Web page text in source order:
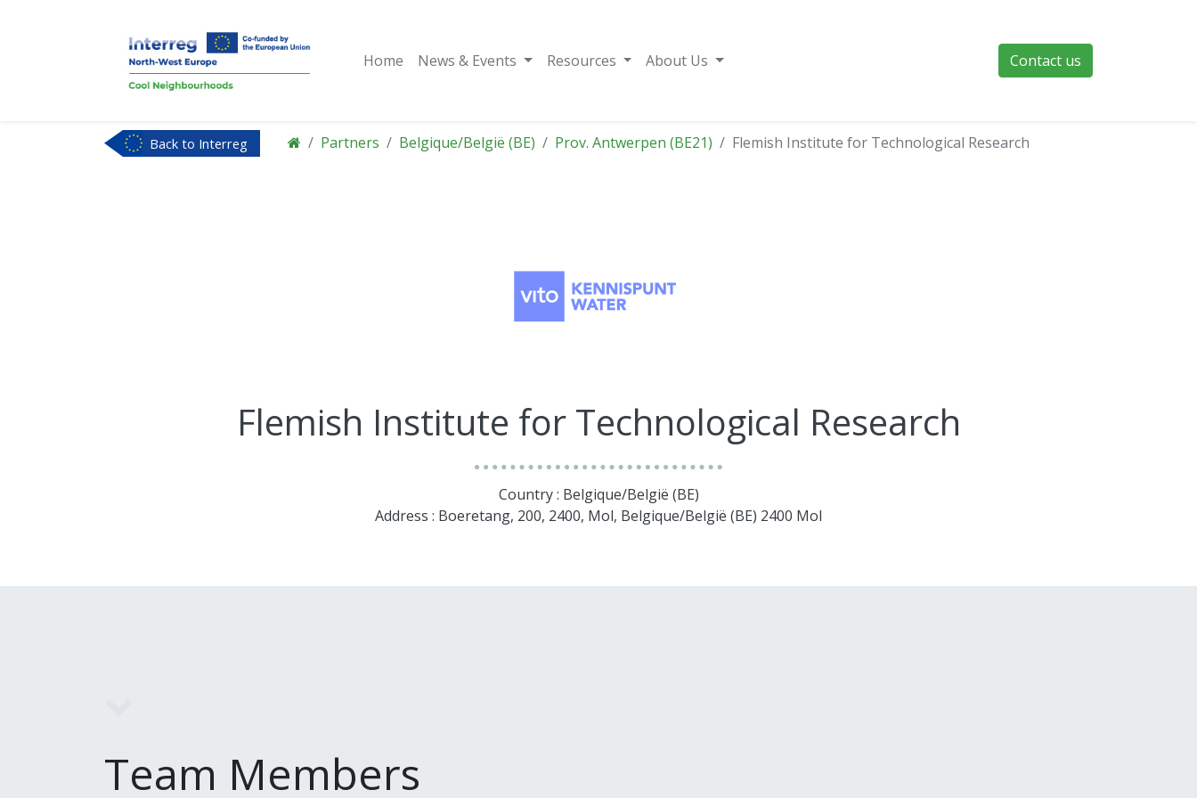
Home News & Events Resources About Us Contact us
Back to Interreg
Partners Belgique/België (BE) Prov. Antwerpen (BE21) Flemish Institute for Technological Research
Flemish Institute for Technological Research
Country : Belgique/België (BE)
Address : Boeretang, 200, 2400, Mol, Belgique/België (BE) 2400 Mol
Team Members